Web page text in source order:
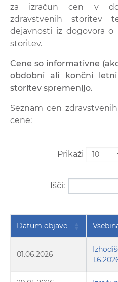
za izračun cen v
zdravstvenih storitev
dejavnosti iz dogovora o
storitev.
Cene so informativne
obdobni ali končni
storitev spremenijo.
Seznam cen
cene:
Prikaži
Išči:
Datum objave
01.06.2026